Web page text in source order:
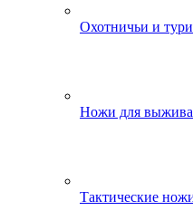
Охотничьи и
Ножи для
Тактические